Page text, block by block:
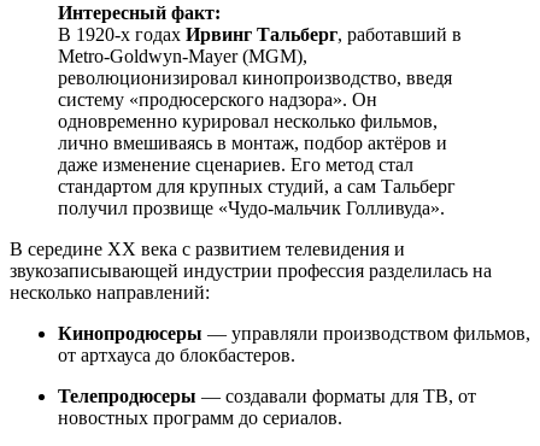
Интересный факт:
В 1920-х годах Ирвинг Тальберг, работавший в
Metro-Goldwyn-Mayer (MGM),
революционизировал кинопроизводство, введя
систему «продюсерского надзора». Он
одновременно курировал несколько фильмов,
лично вмешиваясь в монтаж, подбор актёров и
даже изменение сценариев. Его метод стал
стандартом для крупных студий, а сам Тальберг
получил прозвище «Чудо-мальчик Голливуда».
В середине XX века с развитием телевидения и
звукозаписывающей индустрии профессия разделилась на
несколько направлений:
Кинопродюсеры — управляли производством фильмов,
от артхауса до блокбастеров.
Телепродюсеры — создавали форматы для ТВ, от
новостных программ до сериалов.